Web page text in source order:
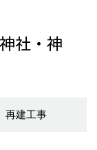
社・神
建工事